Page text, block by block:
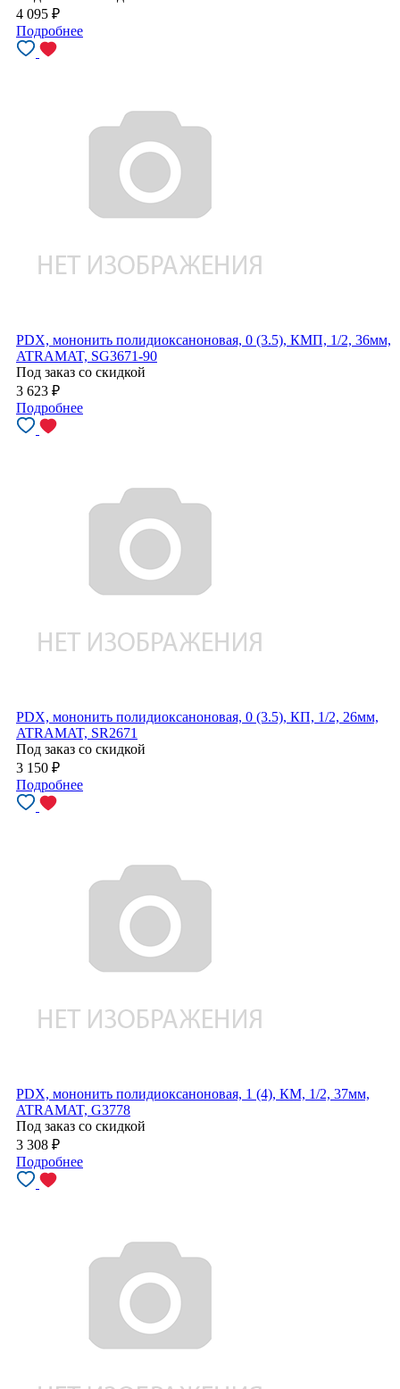
4 095 ₽
Подробнее
PDX, мононить полидиоксаноновая, 0 (3.5), КМП, 1/2, 36мм,
ATRAMAT, SG3671-90
Под заказ со скидкой
3 623 ₽
Подробнее
PDX, мононить полидиоксаноновая, 0 (3.5), КП, 1/2, 26мм,
ATRAMAT, SR2671
Под заказ со скидкой
3 150 ₽
Подробнее
PDX, мононить полидиоксаноновая, 1 (4), КМ, 1/2, 37мм,
ATRAMAT, G3778
Под заказ со скидкой
3 308 ₽
Подробнее